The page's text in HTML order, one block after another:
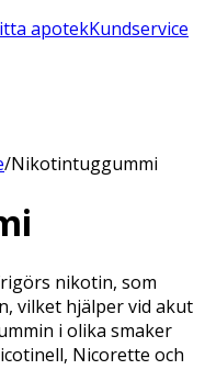
apotekKundservice
/Nikotintuggummi
nikotin, som
vilket hjälper vid akut
i olika smaker
Nicorette och